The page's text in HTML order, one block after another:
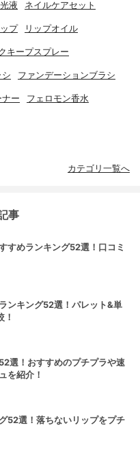
液 ネイルケアセット
プ リップオイル
キープスプレー
ファンデーションブラシ
ナー フェロモン香水
カテゴリ一覧へ
事
すめランキング52選！口コミ
ンキング52選！パレット&単
！
選！おすすめのプチプラや速
を紹介！
52選！落ちないリップをプチ